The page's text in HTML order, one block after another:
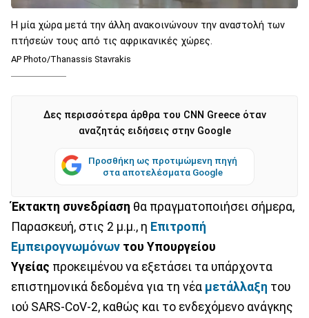
Η μία χώρα μετά την άλλη ανακοινώνουν την αναστολή των
πτήσεών τους από τις αφρικανικές χώρες.
AP Photo/Thanassis Stavrakis
Δες περισσότερα άρθρα του CNN Greece όταν
αναζητάς ειδήσεις στην Google
Προσθήκη ως προτιμώμενη πηγή
στα αποτελέσματα Google
Έκτακτη συνεδρίαση θα πραγματοποιήσει σήμερα,
Παρασκευή, στις 2 μ.μ., η Επιτροπή
Εμπειρογνωμόνων του Υπουργείου
Υγείας προκειμένου να εξετάσει τα υπάρχοντα
επιστημονικά δεδομένα για τη νέα μετάλλαξη του
ιού SARS-CoV-2, καθώς και το ενδεχόμενο ανάγκης